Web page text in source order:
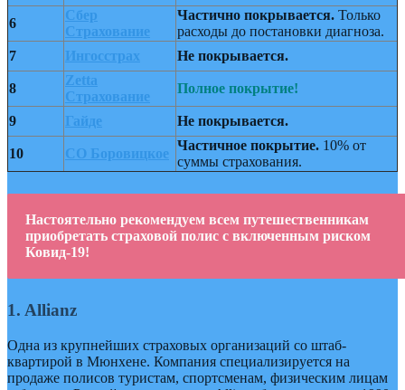
6
Сбер
Страхование
Частично покрывается. Только
расходы до постановки диагноза.
7
Ингосстрах Не покрывается.
8
Zetta
Страхование
Полное покрытие!
9 Гайде Не покрывается.
10 СО Боровицкое
Частичное покрытие. 10% от
суммы страхования.
Настоятельно рекомендуем всем путешественникам
приобретать страховой полис с включенным риском
Ковид-19!
1. Allianz
Одна из крупнейших страховых организаций со штаб-
квартирой в Мюнхене. Компания специализируется на
продаже полисов туристам, спортсменам, физическим лицам